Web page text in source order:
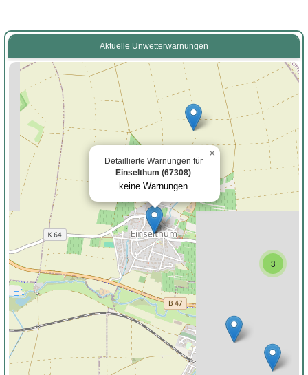
Aktuelle Unwetterwarnungen
3
Detaillierte Warnungen für
Einselthum (67308)
keine Warnungen
×